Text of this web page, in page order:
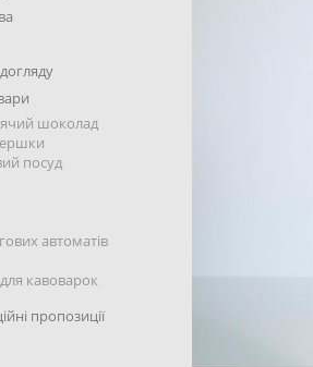
шоколад
посуд
автоматів
кавоварок
пропозиції